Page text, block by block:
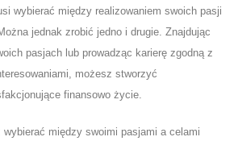
wybierać między realizowaniem swoich pasji
jednak zrobić jedno i drugie. Znajdując
pasjach lub prowadząc karierę zgodną z
możesz stworzyć
finansowo życie.
między swoimi pasjami a celami